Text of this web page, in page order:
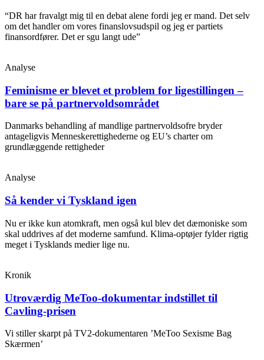
“DR har fravalgt mig til en debat alene fordi jeg er mand. Det selv
om det handler om vores finanslovsudspil og jeg er partiets
finansordfører. Det er sgu langt ude”
Analyse
Feminisme er blevet et problem for ligestillingen –
bare se på partnervoldsområdet
Danmarks behandling af mandlige partnervoldsofre bryder
antageligvis Menneskerettighederne og EU’s charter om
grundlæggende rettigheder
Analyse
Så kender vi Tyskland igen
Nu er ikke kun atomkraft, men også kul blev det dæmoniske som
skal uddrives af det moderne samfund. Klima-optøjer fylder rigtig
meget i Tysklands medier lige nu.
Kronik
Utroværdig MeToo-dokumentar indstillet til
Cavling-prisen
Vi stiller skarpt på TV2-dokumentaren ’MeToo Sexisme Bag
Skærmen’